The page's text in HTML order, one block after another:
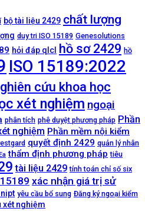
bộ tài liệu 2429 chất lượng
duy tri ISO 15189 Genesolutions
hỏi đáp qlcl hồ sơ 2429 hồ
ISO 15189:2022
cứu khoa học
xét nghiệm ngoại
phân tích phê duyệt phương pháp Phần
nghiệm Phần mềm nội kiểm
quyết định 2429 quản lý nhân
thẩm định phương pháp tiêu
tài liệu 2429 tính toán chỉ số six
xác nhận giá trị sử
yêu cầu bổ sung Đăng ký ngoại kiểm
xét nghiệm